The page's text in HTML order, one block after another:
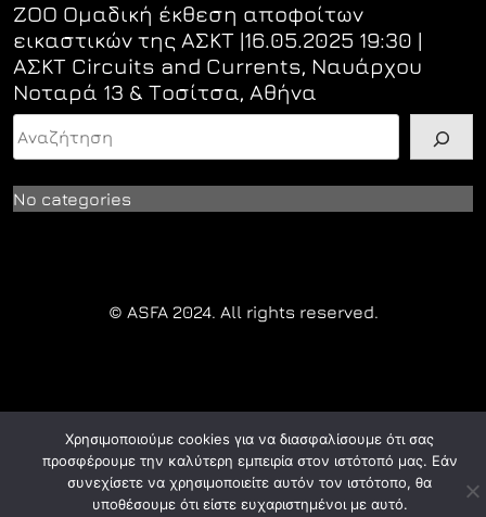
ZOO Ομαδική έκθεση αποφοίτων
εικαστικών της ΑΣΚΤ |16.05.2025 19:30 |
ΑΣΚΤ Circuits and Currents, Ναυάρχου
Νοταρά 13 & Τοσίτσα, Αθήνα
Search
No categories
© ASFA 2024. All rights reserved.
Χρησιμοποιούμε cookies για να διασφαλίσουμε ότι σας
προσφέρουμε την καλύτερη εμπειρία στον ιστότοπό μας. Εάν
συνεχίσετε να χρησιμοποιείτε αυτόν τον ιστότοπο, θα
υποθέσουμε ότι είστε ευχαριστημένοι με αυτό.